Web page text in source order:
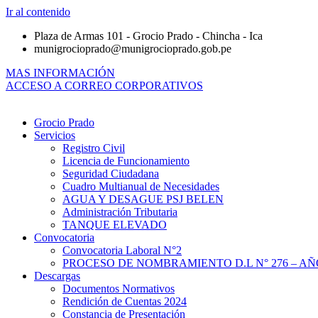
Ir al contenido
Plaza de Armas 101 - Grocio Prado - Chincha - Ica
munigrocioprado@munigrocioprado.gob.pe
MAS INFORMACIÓN
ACCESO A CORREO CORPORATIVOS
Grocio Prado
Servicios
Registro Civil
Licencia de Funcionamiento
Seguridad Ciudadana
Cuadro Multianual de Necesidades
AGUA Y DESAGUE PSJ BELEN
Administración Tributaria
TANQUE ELEVADO
Convocatoria
Convocatoria Laboral N°2
PROCESO DE NOMBRAMIENTO D.L N° 276 –
Descargas
Documentos Normativos
Rendición de Cuentas 2024
Constancia de Presentación